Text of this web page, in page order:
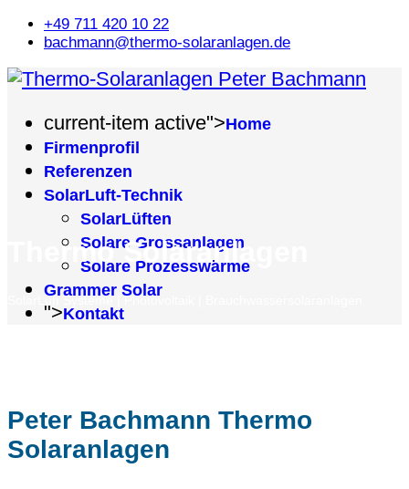
+49 711 420 10 22
bachmann@thermo-solaranlagen.de
current-item active">Home
Firmenprofil
Referenzen
SolarLuft-Technik
SolarLüften
Solare Grossanlagen
Solare Prozesswärme
Grammer Solar
">Kontakt
Thermo Solaranlagen
SolarLuft Systeme | Photovoltaik | Brauchwassersolaranlagen
Peter Bachmann Thermo
Solaranlagen